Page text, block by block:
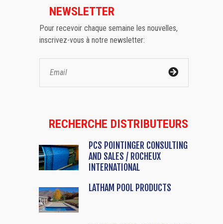
NEWSLETTER
Pour recevoir chaque semaine les nouvelles,
inscrivez-vous à notre newsletter:
RECHERCHE DISTRIBUTEURS
PCS POINTINGER CONSULTING
AND SALES / ROCHEUX
INTERNATIONAL
LATHAM POOL PRODUCTS